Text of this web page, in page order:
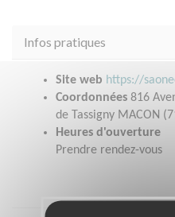
Infos pratiques
Site web https://
Coordonnées 816
de Tassigny MACON
Heures d'ouverture
Prendre rendez-vous